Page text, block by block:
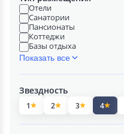
Отели
Санатории
Пансионаты
Коттеджи
Базы отдыха
Показать все
Звездность
1 2 3 4